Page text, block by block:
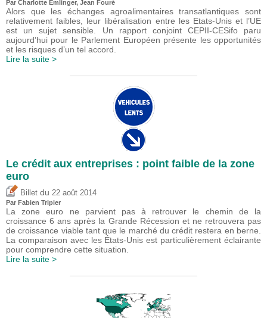
Par Charlotte Emlinger, Jean Fouré
Alors que les échanges agroalimentaires transatlantiques sont
relativement faibles, leur libéralisation entre les Etats-Unis et l’UE
est un sujet sensible. Un rapport conjoint CEPII-CESifo paru
aujourd’hui pour le Parlement Européen présente les opportunités
et les risques d’un tel accord.
Lire la suite >
Le crédit aux entreprises : point faible de la zone
euro
Billet du 22 août 2014
Par Fabien Tripier
La zone euro ne parvient pas à retrouver le chemin de la
croissance 6 ans après la Grande Récession et ne retrouvera pas
de croissance viable tant que le marché du crédit restera en berne.
La comparaison avec les États-Unis est particulièrement éclairante
pour comprendre cette situation.
Lire la suite >